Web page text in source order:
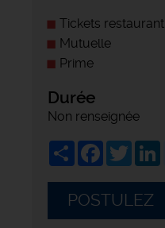
Tickets restaurant
Mutuelle
Prime
Durée
Non renseignée
ShareFacebook
Twitter
POSTULEZ